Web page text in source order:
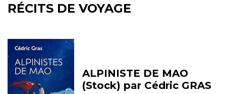
RÉCITS DE VOYAGE
ALPINISTE DE MAO
(Stock) par Cédric GRAS